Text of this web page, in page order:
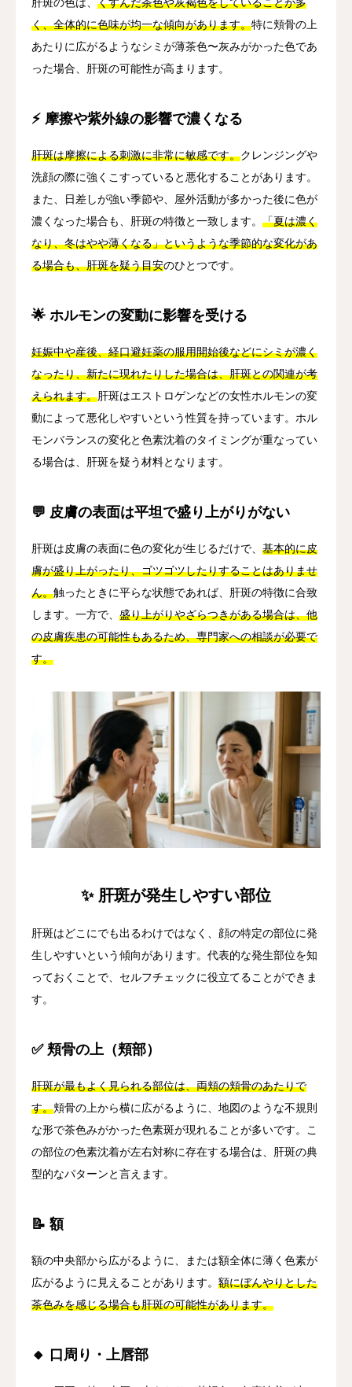
く、全体的に色味が均一な傾向があります。特に頬骨の上
あたりに広がるようなシミが薄茶色〜灰みがかった色であ
った場合、肝斑の可能性が高まります。
⚡ 摩擦や紫外線の影響で濃くなる
肝斑は摩擦による刺激に非常に敏感です。クレンジングや
洗顔の際に強くこすっていると悪化することがあります。
また、日差しが強い季節や、屋外活動が多かった後に色が
濃くなった場合も、肝斑の特徴と一致します。 「夏は濃く
なり、冬はやや薄くなる」というような季節的な変化があ
る場合も、肝斑を疑う目安のひとつです。
🌟 ホルモンの変動に影響を受ける
妊娠中や産後、経口避妊薬の服用開始後などにシミが濃く
なったり、新たに現れたりした場合は、肝斑との関連が考
えられます。肝斑はエストロゲンなどの女性ホルモンの変
動によって悪化しやすいという性質を持っています。ホル
モンバランスの変化と色素沈着のタイミングが重なってい
る場合は、肝斑を疑う材料となります。
💬 皮膚の表面は平坦で盛り上がりがない
肝斑は皮膚の表面に色の変化が生じるだけで、 基本的に皮
膚が盛り上がったり、ゴツゴツしたりすることはありませ
ん。触ったときに平らな状態であれば、肝斑の特徴に合致
します。一方で、 盛り上がりやざらつきがある場合は、他
の皮膚疾患の可能性もあるため、専門家への相談が必要で
す。
✨ 肝斑が発生しやすい部位
肝斑はどこにでも出るわけではなく、顔の特定の部位に発
生しやすいという傾向があります。代表的な発生部位を知
っておくことで、セルフチェックに役立てることができま
す。
✅ 頬骨の上（頬部）
肝斑が最もよく見られる部位は、両頬の頬骨のあたりで
す。頬骨の上から横に広がるように、地図のような不規則
な形で茶色みがかった色素斑が現れることが多いです。こ
の部位の色素沈着が左右対称に存在する場合は、肝斑の典
型的なパターンと言えます。
📝 額
額の中央部から広がるように、または額全体に薄く色素が
広がるように見えることがあります。 額にぼんやりとした
茶色みを感じる場合も肝斑の可能性があります。
🔸 口周り・上唇部